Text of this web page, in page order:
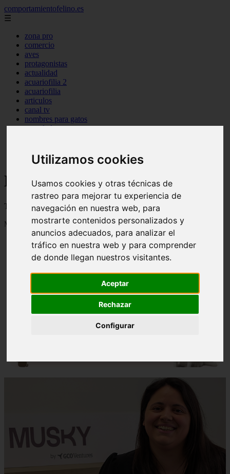
Utilizamos cookies
Usamos cookies y otras técnicas de
rastreo para mejorar tu experiencia de
navegación en nuestra web, para
mostrarte contenidos personalizados y
anuncios adecuados, para analizar el
tráfico en nuestra web y para comprender
de donde llegan nuestros visitantes.
Aceptar
Rechazar
Configurar
comportamientofelino.es
☰
zona pro
comercio
aves
protagonistas
actualidad
acuariofilia 2
acuariofilia
articulos
canal tv
nombres para gatos
novedades
zona pro
Blog sobre gatos
Todo sobre gatos, nombres de gatos y razas de gatos
Mostrando 1 - 24 de 2803 artículos